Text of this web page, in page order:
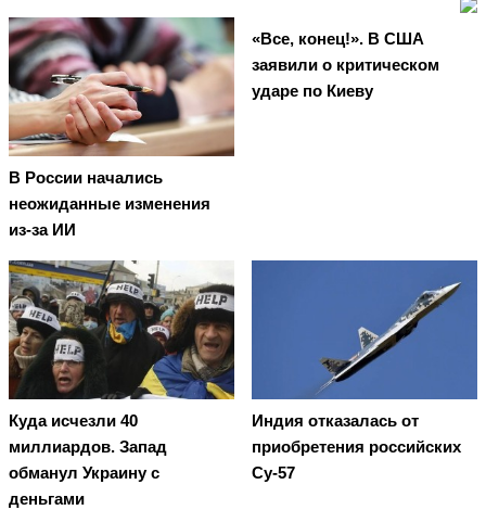
В России начались
неожиданные изменения
из-за ИИ
«Все, конец!». В США
заявили о критическом
ударе по Киеву
Куда исчезли 40
миллиардов. Запад
обманул Украину с
деньгами
Индия отказалась от
приобретения российских
Су-57